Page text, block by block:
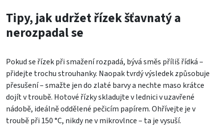
Tipy, jak udržet řízek šťavnatý a
nerozpadal se
Pokud se řízek při smažení rozpadá, bývá směs příliš řídká –
přidejte trochu strouhanky. Naopak tvrdý výsledek způsobuje
přesušení – smažte jen do zlaté barvy a nechte maso krátce
dojít v troubě. Hotové řízky skladujte v lednici v uzavřené
nádobě, ideálně oddělené pečicím papírem. Ohřívejte je v
troubě při 150 °C, nikdy ne v mikrovlnce – ta je vysuší.